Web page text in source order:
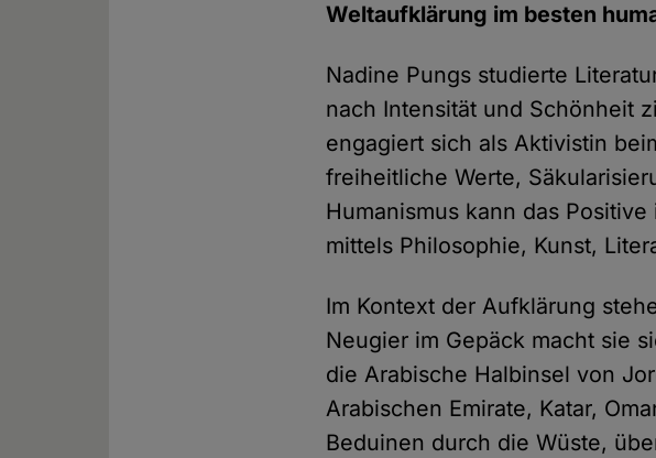
Weltaufklärung im besten
Nadine Pungs studierte
nach Intensität und Schönheit
engagiert sich als Aktivistin
freiheitliche Werte,
Humanismus kann das
mittels Philosophie, Kunst,
Im Kontext der Aufklärung
Neugier im Gepäck macht sie
die Arabische Halbinsel von
Arabischen Emirate, Katar,
Beduinen durch die Wüste,